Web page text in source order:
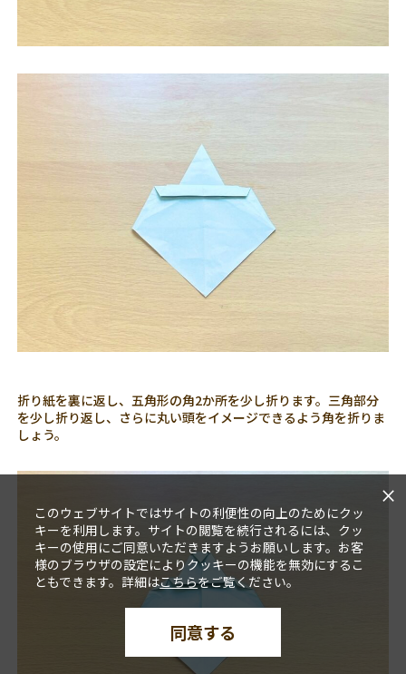
折り紙を裏に返し、五角形の角2か所を少し折ります。三角部分
を少し折り返し、さらに丸い頭をイメージできるよう角を折りま
しょう。
×
このウェブサイトではサイトの利便性の向上のためにクッ
キーを利用します。サイトの閲覧を続行されるには、クッ
キーの使用にご同意いただきますようお願いします。お客
様のブラウザの設定によりクッキーの機能を無効にするこ
ともできます。詳細はこちらをご覧ください。
同意する